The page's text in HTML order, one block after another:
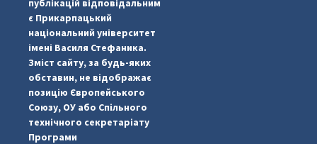
#PipIvanToday
публікацій відповідальним
є Прикарпацький
національний університет
імені Василя Стефаника.
Зміст сайту, за будь-яких
обставин, не відображає
позицію Європейського
Союзу, ОУ або Спільного
технічного секретаріату
Програми